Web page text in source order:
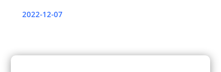
2022-12-07